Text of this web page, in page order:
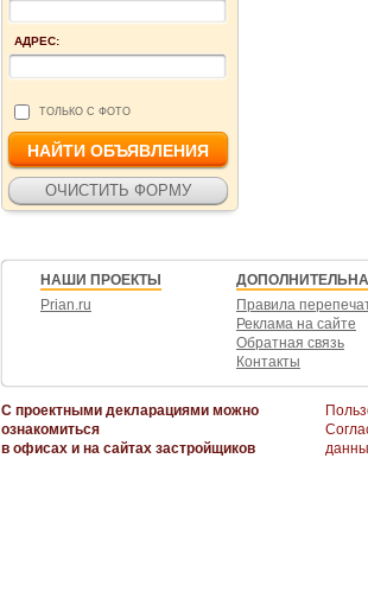
АДРЕС:
ТОЛЬКО С ФОТО
НАШИ ПРОЕКТЫ
Prian.ru
Правила
Реклама на сайте
Обратная связь
Контакты
С проектными декларациями можно
ознакомиться
в офисах и на сайтах застройщиков